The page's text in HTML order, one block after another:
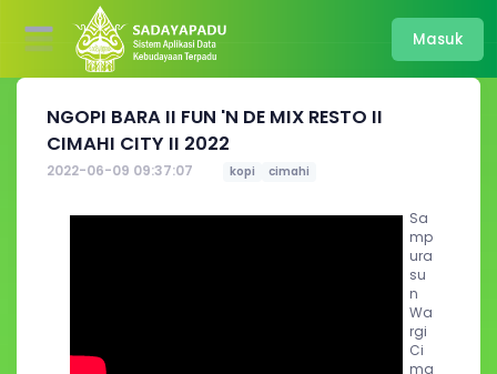
Masuk
NGOPI BARA II FUN 'N DE MIX RESTO II
CIMAHI CITY II 2022
2022-06-09 09:37:07 kopi cimahi
Sa
mp
ura
su
n
Wa
rgi
Ci
ma